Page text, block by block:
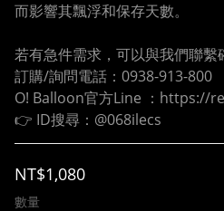
而影響其飄浮和保存天數。
若有急件需求，可以與我們聯繫
訂購/詢問電話：0938-913-800
O! Balloon官方Line ：https://
👉 ID搜尋：@068ilecs
NT$1,080
數量